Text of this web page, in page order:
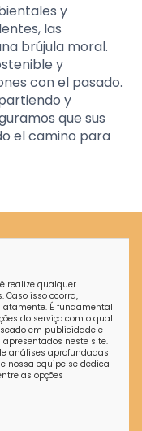
y
las
brújula moral.
y
con el pasado.
y
que sus
el camino para
realize qualquer
Caso isso ocorra,
É fundamental
do serviço com o qual
em publicidade e
neste site.
análises aprofundadas
equipe se dedica
as opções